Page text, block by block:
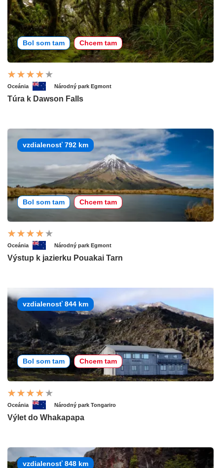
Bol som tam Chcem tam
Oceánia Národný park Egmont
Túra k Dawson Falls
vzdialenosť 792 km
Bol som tam Chcem tam
Oceánia Národný park Egmont
Výstup k jazierku Pouakai Tarn
vzdialenosť 844 km
Bol som tam Chcem tam
Oceánia Národný park Tongariro
Výlet do Whakapapa
vzdialenosť 848 km